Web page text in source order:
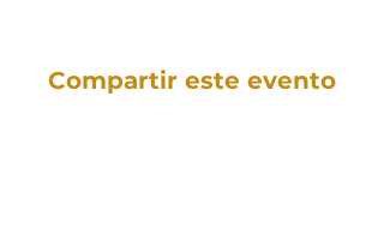
Compartir este evento